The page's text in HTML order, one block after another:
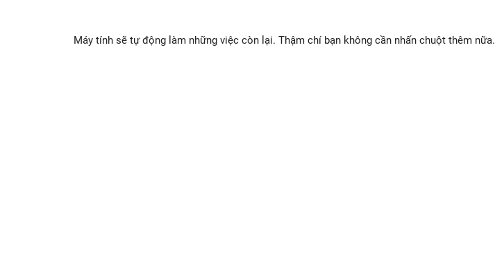
Máy tính sẽ tự động làm những việc còn lại. Thậm chí bạn không cần nhấn chuột thêm nữa.